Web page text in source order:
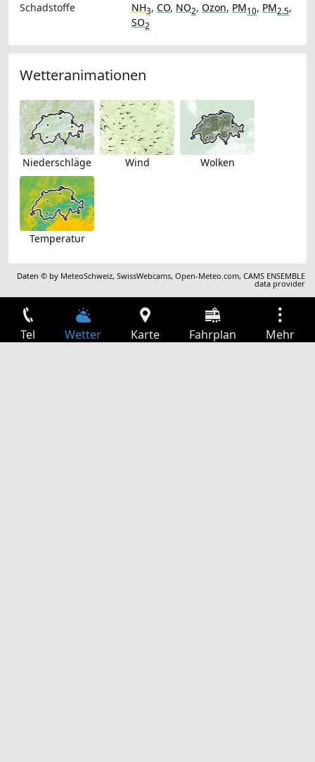
Schadstoffe
NH3, CO, NO2, Ozon, PM10, PM2.5,
SO2
Wetteranimationen
Niederschläge Wind Wolken
Temperatur
Daten © by MeteoSchweiz,SwissWebcams,Open-Meteo.com,CAMS ENSEMBLE
data provider
Tel Wetter Karte Fahrplan Mehr